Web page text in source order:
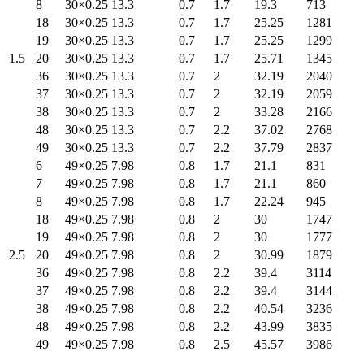
1.5
8 30×0.25 13.3 0.7 1.7 19.3
713
18
30×0.25 13.3 0.7 1.7 25.25
1281
19
30×0.25 13.3 0.7 1.7 25.25
1299
20
30×0.25 13.3 0.7 1.7 25.71
1345
36
30×0.25 13.3 0.7 2 32.19
2040
37
30×0.25 13.3 0.7 2 32.19
2059
38
30×0.25 13.3 0.7 2 33.28
2166
48
30×0.25 13.3 0.7 2.2 37.02
2768
49
30×0.25 13.3 0.7 2.2 37.79 2837
2.5
6 49×0.25 7.98 0.8 1.7 21.1
831
7
49×0.25 7.98 0.8 1.7 21.1
860
8
49×0.25 7.98 0.8 1.7 22.24
945
18
49×0.25 7.98 0.8 2 30
1747
19
49×0.25 7.98 0.8 2 30
1777
20
49×0.25 7.98 0.8 2 30.99
1879
36
49×0.25 7.98 0.8 2.2 39.4
3114
37
49×0.25 7.98 0.8 2.2 39.4
3144
38
49×0.25 7.98 0.8 2.2 40.54
3236
48
49×0.25 7.98 0.8 2.2 43.99
3835
49
49×0.25 7.98 0.8 2.5 45.57 3986